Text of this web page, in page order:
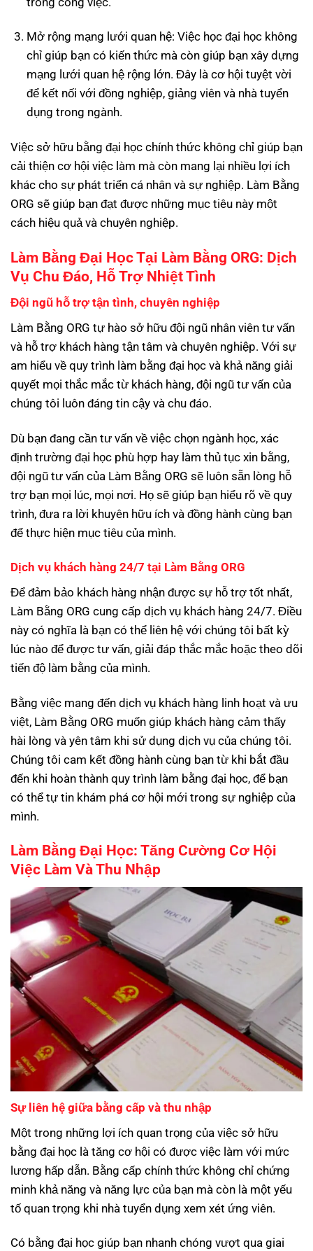
Mở rộng mạng lưới quan hệ: Việc học đại học không
chỉ giúp bạn có kiến thức mà còn giúp bạn xây dựng
mạng lưới quan hệ rộng lớn. Đây là cơ hội tuyệt vời
để kết nối với đồng nghiệp, giảng viên và nhà tuyển
dụng trong ngành.
Việc sở hữu bằng đại học chính thức không chỉ giúp bạn
cải thiện cơ hội việc làm mà còn mang lại nhiều lợi ích
khác cho sự phát triển cá nhân và sự nghiệp. Làm Bằng
ORG sẽ giúp bạn đạt được những mục tiêu này một
cách hiệu quả và chuyên nghiệp.
Làm Bằng Đại Học Tại Làm Bằng ORG: Dịch
Vụ Chu Đáo, Hỗ Trợ Nhiệt Tình
Đội ngũ hỗ trợ tận tình, chuyên nghiệp
Làm Bằng ORG tự hào sở hữu đội ngũ nhân viên tư vấn
và hỗ trợ khách hàng tận tâm và chuyên nghiệp. Với sự
am hiểu về quy trình làm bằng đại học và khả năng giải
quyết mọi thắc mắc từ khách hàng, đội ngũ tư vấn của
chúng tôi luôn đáng tin cậy và chu đáo.
Dù bạn đang cần tư vấn về việc chọn ngành học, xác
định trường đại học phù hợp hay làm thủ tục xin bằng,
đội ngũ tư vấn của Làm Bằng ORG sẽ luôn sẵn lòng hỗ
trợ bạn mọi lúc, mọi nơi. Họ sẽ giúp bạn hiểu rõ về quy
trình, đưa ra lời khuyên hữu ích và đồng hành cùng bạn
để thực hiện mục tiêu của mình.
Dịch vụ khách hàng 24/7 tại Làm Bằng ORG
Để đảm bảo khách hàng nhận được sự hỗ trợ tốt nhất,
Làm Bằng ORG cung cấp dịch vụ khách hàng 24/7. Điều
này có nghĩa là bạn có thể liên hệ với chúng tôi bất kỳ
lúc nào để được tư vấn, giải đáp thắc mắc hoặc theo dõi
tiến độ làm bằng của mình.
Bằng việc mang đến dịch vụ khách hàng linh hoạt và ưu
việt, Làm Bằng ORG muốn giúp khách hàng cảm thấy
hài lòng và yên tâm khi sử dụng dịch vụ của chúng tôi.
Chúng tôi cam kết đồng hành cùng bạn từ khi bắt đầu
đến khi hoàn thành quy trình làm bằng đại học, để bạn
có thể tự tin khám phá cơ hội mới trong sự nghiệp của
mình.
Làm Bằng Đại Học: Tăng Cường Cơ Hội
Việc Làm Và Thu Nhập
Sự liên hệ giữa bằng cấp và thu nhập
Một trong những lợi ích quan trọng của việc sở hữu
bằng đại học là tăng cơ hội có được việc làm với mức
lương hấp dẫn. Bằng cấp chính thức không chỉ chứng
minh khả năng và năng lực của bạn mà còn là một yếu
tố quan trọng khi nhà tuyển dụng xem xét ứng viên.
Có bằng đại học giúp bạn nhanh chóng vượt qua giai